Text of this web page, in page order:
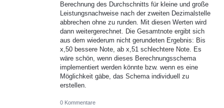
Berechnung des Durchschnitts für kleine und große
Leistungsnachweise nach der zweiten Dezimalstelle
abbrechen ohne zu runden. Mit diesen Werten wird
dann weitergerechnet. Die Gesamtnote ergibt sich
aus dem wiederum nicht gerundeten Ergebnis: Bis
x,50 bessere Note, ab x,51 schlechtere Note. Es
wäre schön, wenn dieses Berechnungsschema
implementiert werden könnte bzw. wenn es eine
Möglichkeit gäbe, das Schema individuell zu
erstellen.
0 Kommentare